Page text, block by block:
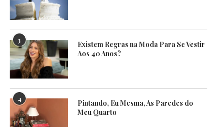
3
Existem Regras na Moda Para Se Vestir
Aos 40 Anos?
4
Pintando, Eu Mesma, As Paredes do
Meu Quarto